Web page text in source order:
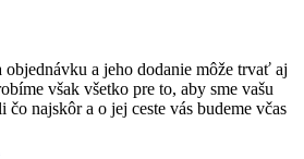
objednávku a jeho dodanie môže trvať aj
však všetko pre to, aby sme vašu
čo najskôr a o jej ceste vás budeme včas